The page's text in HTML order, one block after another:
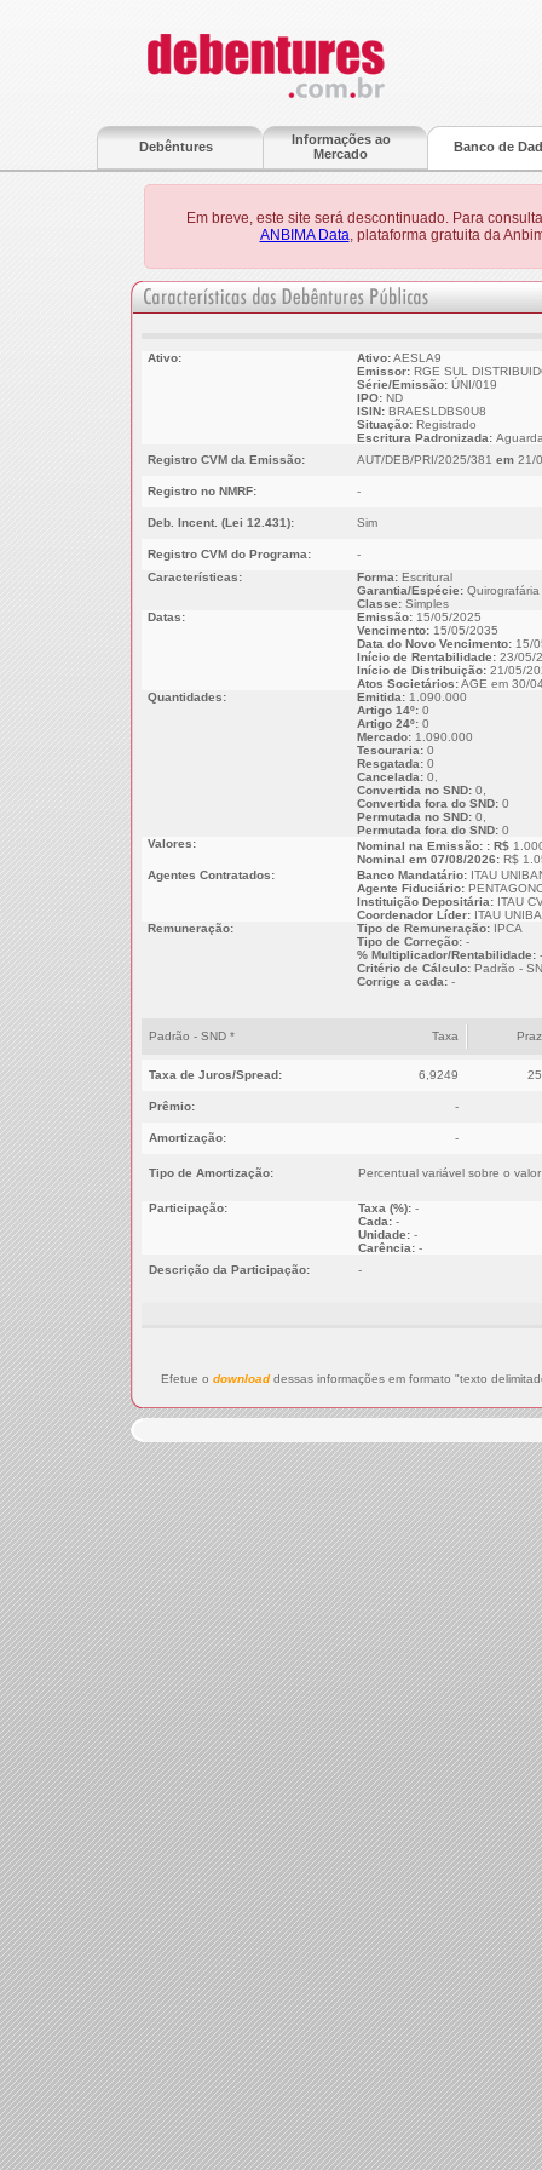
Debêntures
Informações ao
Mercado
Banco de
Em breve, este site será descontinuado. Para
ANBIMA Data, plataforma gratuita da
Ativo: Ativo:AESLA9
Emissor:RGE SUL
Série/Emissão:ÚNI/019
IPO: ND
ISIN:BRAESLDBS0U8
Situação:Registrado
Escritura Padronizada:
Registro CVM da Emissão:
AUT/DEB/PRI/2025/381 em21/
Registro no NMRF: -
Deb. Incent. (Lei 12.431): Sim
Registro CVM do Programa:
-
Características:
Forma:Escritural
Garantia/Espécie:Quirografária
Classe:Simples
Datas:
Emissão:15/05/2025
Vencimento: 15/05/2035
Data do Novo Vencimento:15/
Início de Rentabilidade:23/05/
Início de Distribuição:21/05/
Atos Societários:AGE em 30/
Quantidades:
Emitida:1.090.000
Artigo 14º:0
Artigo 24º:0
Mercado:1.090.000
Tesouraria:0
Resgatada:0
Cancelada:0,
Convertida no SND:0,
Convertida fora do SND:0
Permutada no SND:0,
Permutada fora do SND:0
Valores:
Nominal na Emissão: : R$
Nominal em 07/08/2026:R$
Agentes Contratados:
Banco Mandatário:ITAU
Agente Fiduciário:
Instituição Depositária:ITAU
Coordenador Líder:ITAU
Remuneração:
Tipo de Remuneração:IPCA
Tipo de Correção:-
% Multiplicador/Rentabilidade:-
Critério de Cálculo:Padrão -
Corrige a cada:-
Padrão - SND * Taxa
Taxa de Juros/Spread: 6,9249
Prêmio: -
Amortização: -
Tipo de Amortização: Percentual variável sobre o
Participação: Taxa (%):-
Cada:-
Unidade:-
Carência:-
Descrição da Participação:
-
Efetue o downloaddessas informações em formato "texto